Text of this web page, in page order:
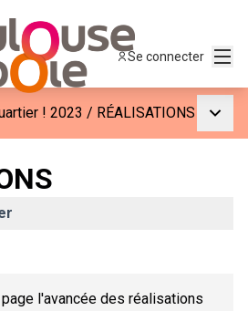
Se connecter
! 2023 / RÉALISATIONS
l'avancée des réalisations